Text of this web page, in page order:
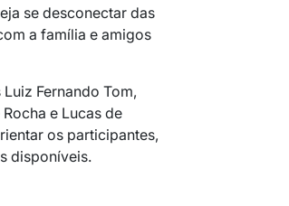
se desconectar das
a família e amigos
Fernando Tom,
e Lucas de
os participantes,
disponíveis.